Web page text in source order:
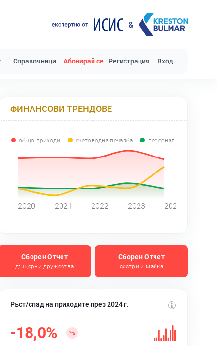
Справочници Абонирай се Регистрация Вход
ФИНАНСОВИ ТРЕНДОВЕ
общо приходи счетоводна печалба персонал
2020 2021 2022 2023 2024
Сборен Отчет
дъщерни дружества
Сборен Отчет
сестри и майка
Ръст/спад на приходите през 2024 г.
-18,0%